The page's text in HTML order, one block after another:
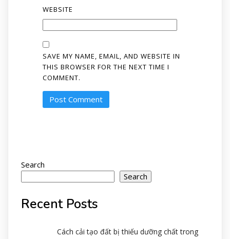
WEBSITE
SAVE MY NAME, EMAIL, AND WEBSITE IN
THIS BROWSER FOR THE NEXT TIME I
COMMENT.
Search
Search
Recent Posts
Cách cải tạo đất bị thiếu dưỡng chất trong